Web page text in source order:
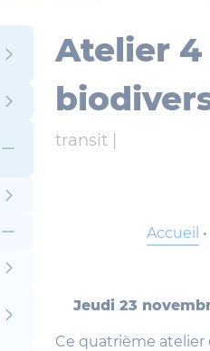
Atelier
transit |
Accueil •
Jeudi 23
Ce quatrième atelier